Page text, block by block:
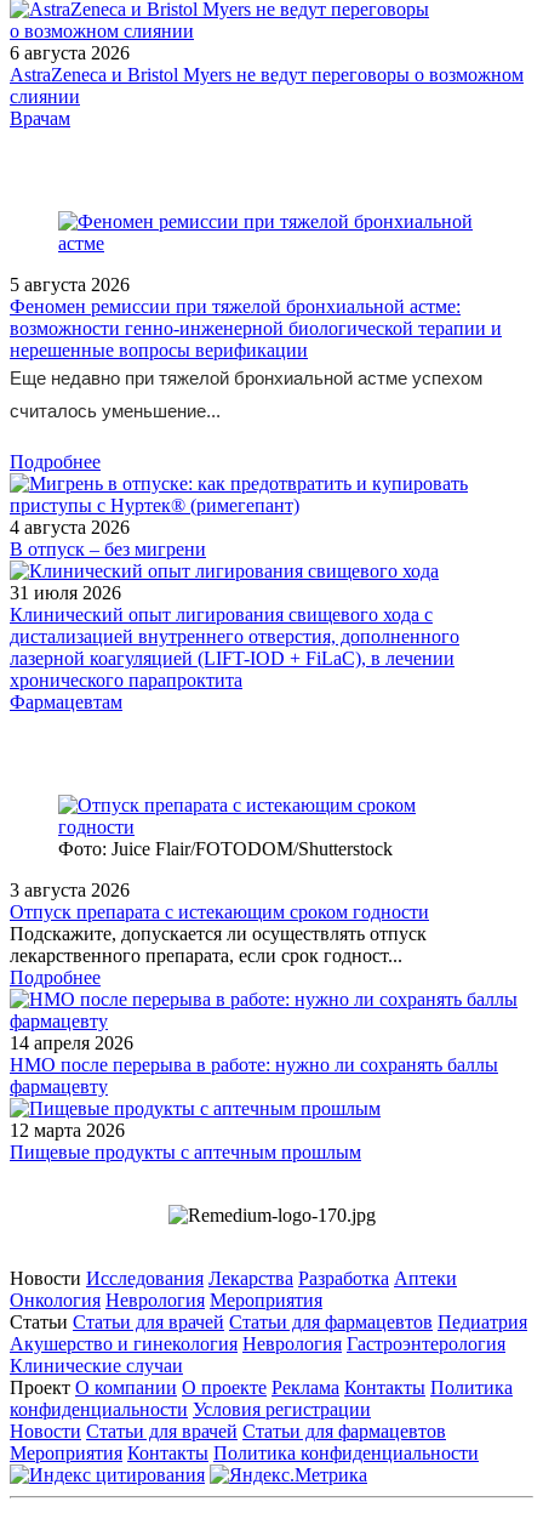
6 августа 2026
AstraZeneca и Bristol Myers не ведут переговоры о возможном
слиянии
/legislation/other/Prikaz-Ministerstva-zdravookhraneniya-
Врачам
5 августа 2026
Феномен ремиссии при тяжелой бронхиальной астме:
возможности генно-инженерной биологической терапии и
нерешенные вопросы верификации
Еще недавно при тяжелой бронхиальной астме успехом
считалось уменьшение...
Подробнее
4 августа 2026
В отпуск – без мигрени
31 июля 2026
Клинический опыт лигирования свищевого хода с
дистализацией внутреннего отверстия, дополненного
лазерной коагуляцией (LIFT-IOD + FiLaC), в лечении
хронического парапроктита
Фармацевтам
Фото: Juice Flair/FOTODOM/Shutterstoсk
3 августа 2026
Отпуск препарата с истекающим сроком годности
Подскажите, допускается ли осуществлять отпуск
лекарственного препарата, если срок годност...
Подробнее
14 апреля 2026
НМО после перерыва в работе: нужно ли сохранять баллы
фармацевту
12 марта 2026
Пищевые продукты с аптечным прошлым
Новости Исследования Лекарства Разработка Аптеки
Онкология Неврология Мероприятия
Статьи Статьи для врачей Статьи для фармацевтов Педиатрия
Акушерство и гинекология Неврология Гастроэнтерология
Клинические случаи
Проект О компании О проекте Реклама Контакты Политика
конфиденциальности Условия регистрации
Новости Статьи для врачей Статьи для фармацевтов
Мероприятия Контакты Политика конфиденциальности